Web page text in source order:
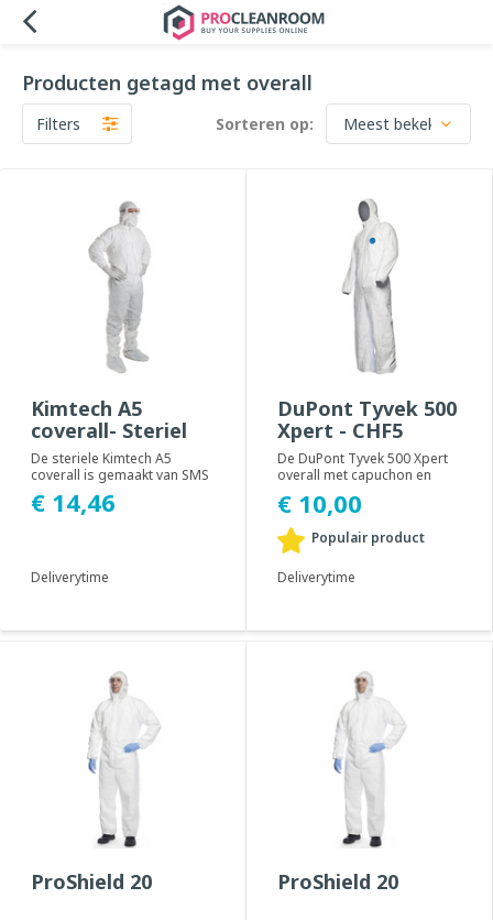
Producten getagd met overall
Filters Sorteren op:
Kimtech A5
coverall- Steriel
De steriele Kimtech A5
coverall is gemaakt van SMS
polypropyleen. De coverall
biedt besch...
€ 14,46
Deliverytime
DuPont Tyvek 500
Xpert - CHF5
De DuPont Tyvek 500 Xpert
overall met capuchon en
voor gebruik i...
€ 10,00
Populair product
Deliverytime
ProShield 20 ProShield 20